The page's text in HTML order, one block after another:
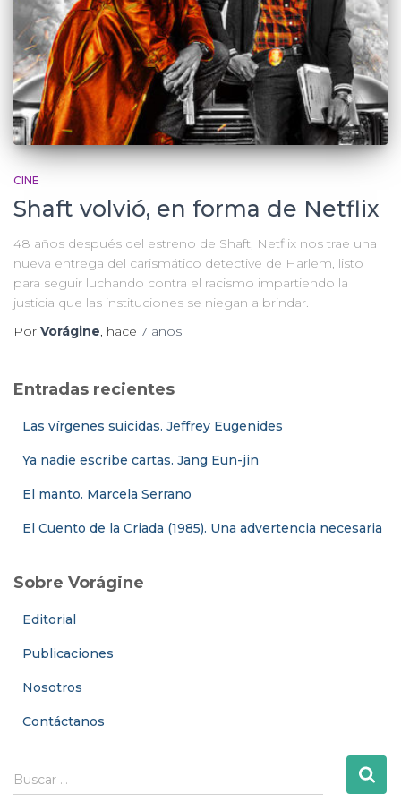
CINE
Shaft volvió, en forma de Netflix
48 años después del estreno de Shaft, Netflix nos trae una
nueva entrega del carismático detective de Harlem, listo
para seguir luchando contra el racismo impartiendo la
justicia que las instituciones se niegan a brindar.
Por Vorágine, hace 7 años
Entradas recientes
Las vírgenes suicidas. Jeffrey Eugenides
Ya nadie escribe cartas. Jang Eun-jin
El manto. Marcela Serrano
El Cuento de la Criada (1985). Una advertencia necesaria
Sobre Vorágine
Editorial
Publicaciones
Nosotros
Contáctanos
B
u
Buscar …